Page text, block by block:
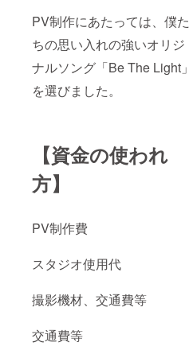
PV制作にあたっては、僕た
ちの思い入れの強いオリジ
ナルソング「Be The Light」
を選びました。
【資金の使われ
方】
PV制作費
スタジオ使用代
撮影機材、交通費等
交通費等